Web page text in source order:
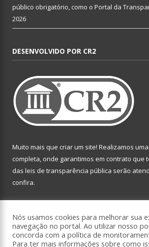
público obrigatório, como o Portal da
2026
DESENVOLVIDO POR CR2
Muito mais que criar um site! Realizamos
completa, onde garantimos em contrato que
das leis de transparência pública serão
confira.
Nós usamos cookies para melhorar sua
navegação no portal. Ao utilizar nosso
concorda com a política de
Para ter mais informações sobre como